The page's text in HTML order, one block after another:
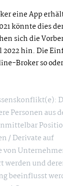
eine App
könnte dies
sich die
2022 hin. Die
Broker so
Personen aus
/ Derivate auf
und
beeinflusst